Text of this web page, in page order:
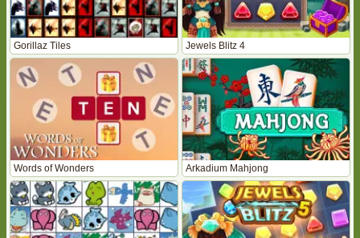
Gorillaz Tiles Jewels Blitz 4
Words of Wonders Arkadium Mahjong